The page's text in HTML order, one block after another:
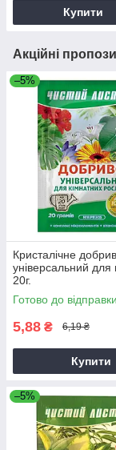
Купити
Акційні
–5%
Кристалічне
універсальний для
20г.
Готово до відправки
5,88 ₴ 6,19 ₴
Купити
–5%